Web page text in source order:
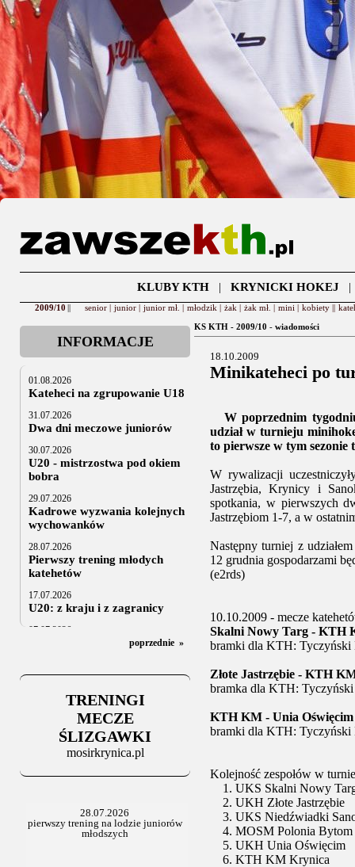
KLUBY KTH| KRYNICKI HOKEJ
2009/10 || senior | junior | junior mł. | młodzik | żak | żak mł. | mini | kobiety ||
INFORMACJE
01.08.2026
Kateheci na zgrupowanie U18
31.07.2026
Dwa dni meczowe juniorów
30.07.2026
U20 - mistrzostwa pod okiem
bobra
29.07.2026
Kadrowe wyzwania kolejnych
wychowanków
28.07.2026
Pierwszy trening młodych
katehetów
17.07.2026
U20: z kraju i z zagranicy
07.07.2026
Za trzy tygodnie na lód
Stowarzyszenie po Walnym
poprzednie »
TRENINGI
MECZE
ŚLIZGAWKI
mosirkrynica.pl
KS KTH - 2009/10 - wiadomości
18.10.2009
Minikateheci po
W poprzednim
udział w turnieju
to pierwsze w tym sezonie
W rywalizacji
Jastrzębia, Krynicy i
spotkania, w pierwszych
Jastrzębiom 1-7, a w
Następny turniej z
12 grudnia gospodarzami
(e2rds)
10.10.2009 - mecze
Skalni Nowy Targ - KTH
bramki dla KTH: Tyczyński
Złote Jastrzębie - KTH
bramka dla KTH:
KTH KM - Unia Oświęcim
bramki dla KTH: Tyczyński
Kolejność zespołów w
1. UKS Skalni Nowy
2. UKH Złote Jastrzębie
3. UKS Niedźwiadki
4. MOSM Polonia Bytom
5. UKH Unia Oświęcim
6. KTH KM Krynica